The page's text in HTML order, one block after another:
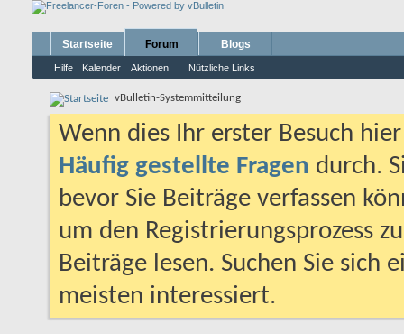
Startseite Forum
Hilfe Kalender Aktionen Nützliche Links
Blogs
vBulletin-Systemmitteilung
Wenn dies Ihr erster Besuch
Häufig gestellte Fragen durch.
bevor Sie Beiträge verfassen
um den Registrierungsprozess
Beiträge lesen. Suchen Sie sich
meisten interessiert.